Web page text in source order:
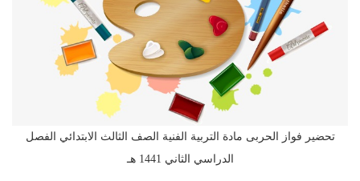
تحضير فواز الحربى مادة التربية الفنية الصف الثالث الابتدائي الفصل
الدراسي الثاني 1441 هـ